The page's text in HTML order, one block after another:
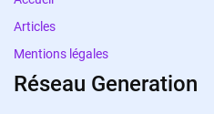
Articles
Mentions légales
Réseau Generation